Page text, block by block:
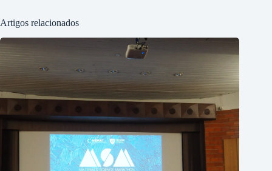
Artigos relacionados